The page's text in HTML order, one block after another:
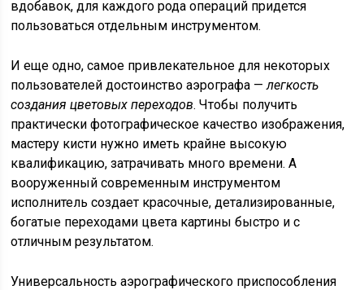
вдобавок, для каждого рода операций придется
пользоваться отдельным инструментом.
И еще одно, самое привлекательное для некоторых
пользователей достоинство аэрографа —легкость
создания цветовых переходов. Чтобы получить
практически фотографическое качество изображения,
мастеру кисти нужно иметь крайне высокую
квалификацию, затрачивать много времени. А
вооруженный современным инструментом
исполнитель создает красочные, детализированные,
богатые переходами цвета картины быстро и с
отличным результатом.
Универсальность аэрографического приспособления